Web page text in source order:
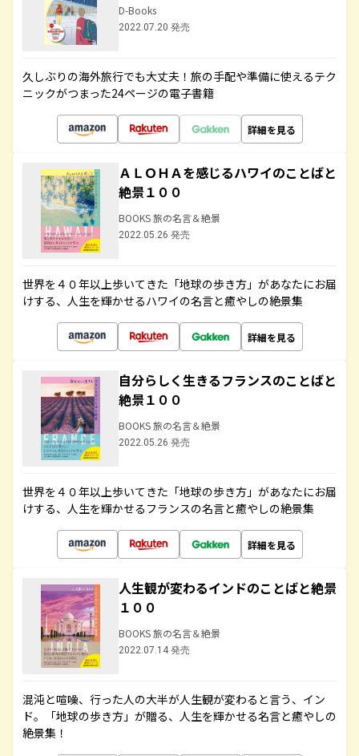
D-Books
2022.07.20 発売
久しぶりの海外旅行でも大丈夫！旅の手配や準備に使えるテク
ニックがつまった24ページの電子書籍
詳細を見る
ＡＬＯＨＡを感じるハワイのことばと
絶景１００
BOOKS 旅の名言＆絶景
2022.05.26 発売
世界を４０年以上歩いてきた「地球の歩き方」があなたにお届
けする、人生を輝かせるハワイの名言と癒やしの絶景集
詳細を見る
自分らしく生きるフランスのことばと
絶景１００
BOOKS 旅の名言＆絶景
2022.05.26 発売
世界を４０年以上歩いてきた「地球の歩き方」があなたにお届
けする、人生を輝かせるフランスの名言と癒やしの絶景集
詳細を見る
人生観が変わるインドのことばと絶景
１００
BOOKS 旅の名言＆絶景
2022.07.14 発売
混沌と喧噪、行った人の大半が人生観が変わると言う、イン
ド。「地球の歩き方」が贈る、人生を輝かせる名言と癒やしの
絶景集！